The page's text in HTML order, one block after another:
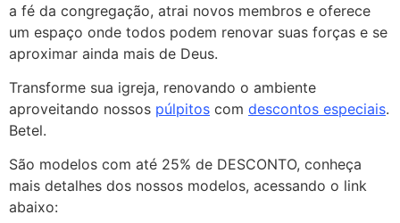
a fé da congregação, atrai novos membros e oferece
um espaço onde todos podem renovar suas forças e se
aproximar ainda mais de Deus.
Transforme sua igreja, renovando o ambiente
aproveitando nossos púlpitos com descontos especiais.
Betel.
São modelos com até 25% de DESCONTO, conheça
mais detalhes dos nossos modelos, acessando o link
abaixo: